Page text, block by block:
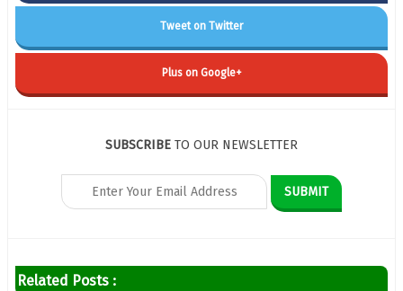
Tweet on Twitter
Plus on Google+
SUBSCRIBE TO OUR NEWSLETTER
Related Posts :